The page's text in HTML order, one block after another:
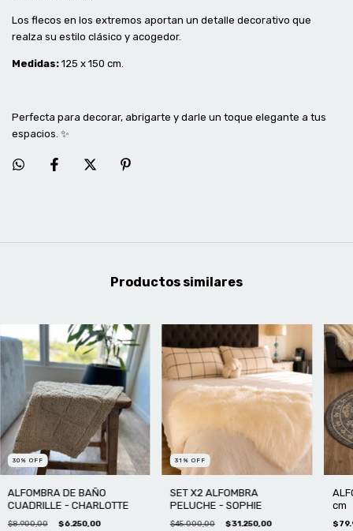
Los flecos en los extremos aportan un detalle decorativo que
realza su estilo clásico y acogedor.
Medidas: 125 x 150 cm.
Perfecta para decorar, abrigarte y darle un toque elegante a tus
espacios. ✨
Productos similares
30 % OFF
ALFOMBRA DE BAÑO
CUADRILLE - CHARLOTTE
$8.900,00 $6.250,00
31 % OFF
SET X2 ALFOMBRA
PELUCHE - SOPHIE
$45.000,00 $31.250,00
cm